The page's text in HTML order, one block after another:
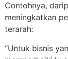
Contohnya,
meningkatkan
terarah:
“Untuk bisnis